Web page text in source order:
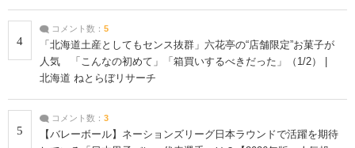
4
コメント数： 5
「北海道土産としてもセンス抜群」六花亭の“店舗限定”お菓子が
人気 「こんなの初めて」「箱買いするべきだった」（1/2） |
北海道 ねとらぼリサーチ
5
コメント数： 3
【バレーボール】ネーションズリーグ日本ラウンドで活躍を期待